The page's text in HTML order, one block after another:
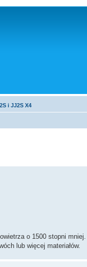
i JJ2S X4
o 1500 stopni
lub więcej materiałów.